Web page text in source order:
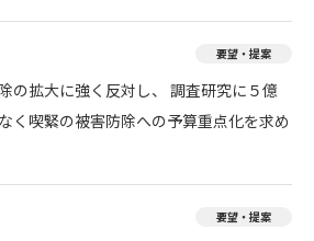
要望・提案
の拡大に強く反対し、 調査研究に５億
く喫緊の被害防除への予算重点化を求め
要望・提案